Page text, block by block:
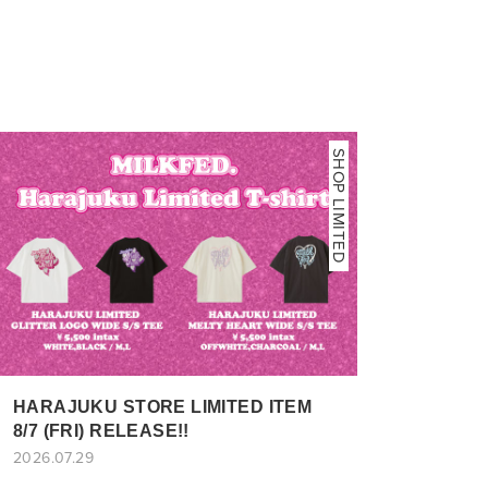
SHOP LIMITED
HARAJUKU STORE LIMITED ITEM
8/7 (FRI) RELEASE!!
2026.07.29